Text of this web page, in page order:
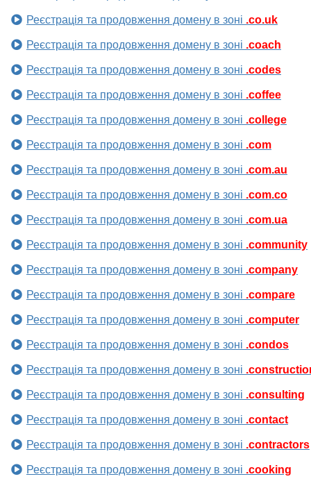
Реєстрація та продовження домену в зоні .co.uk
Реєстрація та продовження домену в зоні .coach
Реєстрація та продовження домену в зоні .codes
Реєстрація та продовження домену в зоні .coffee
Реєстрація та продовження домену в зоні .college
Реєстрація та продовження домену в зоні .com
Реєстрація та продовження домену в зоні .com.au
Реєстрація та продовження домену в зоні .com.co
Реєстрація та продовження домену в зоні .com.ua
Реєстрація та продовження домену в зоні .community
Реєстрація та продовження домену в зоні .company
Реєстрація та продовження домену в зоні .compare
Реєстрація та продовження домену в зоні .computer
Реєстрація та продовження домену в зоні .condos
Реєстрація та продовження домену в зоні
Реєстрація та продовження домену в зоні .consulting
Реєстрація та продовження домену в зоні .contact
Реєстрація та продовження домену в зоні .contractors
Реєстрація та продовження домену в зоні .cooking